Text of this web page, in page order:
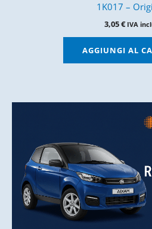
1K017 –
3,05€ IVA
AGGIUNGI AL